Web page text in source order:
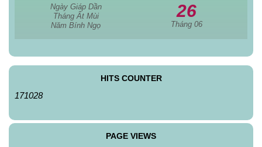
Ngày Giáp Dần
Tháng Ất Mùi
Năm Bính Ngọ
26
Tháng 06
HITS COUNTER
171028
PAGE VIEWS